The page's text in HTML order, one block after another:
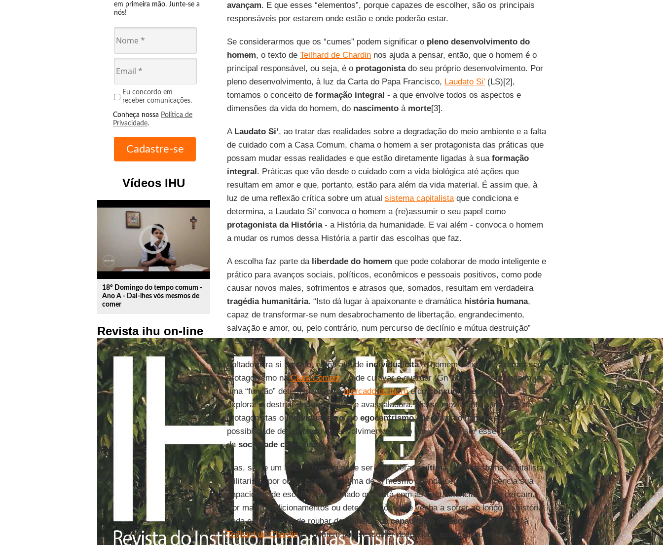
em primeira mão. Junte-se a
nós!
Eu concordo em
receber comunicações.
Conheça nossa Política de
Privacidade.
Vídeos IHU
play_circle_outline
18º Domingo do tempo comum -
Ano A - Dai-lhes vós mesmos de
comer
Revista ihu on-line
avançam. E que esses “elementos”, porque capazes de escolher, são os principais
responsáveis por estarem onde estão e onde poderão estar.
Se considerarmos que os “cumes” podem significar o pleno desenvolvimento do
homem, o texto de Teilhard de Chardinnos ajuda a pensar, então, que o homem é o
principal responsável, ou seja, é o protagonistado seu próprio desenvolvimento. Por
pleno desenvolvimento, à luz da Carta do Papa Francisco, Laudato Si’(LS)[2],
tomamos o conceito deformação integral - a que envolve todos os aspectos e
dimensões da vida do homem, do nascimentoà morte[3].
A Laudato Si’, ao tratar das realidades sobre a degradação do meio ambiente e a falta
de cuidado com a Casa Comum, chama o homem a ser protagonista das práticas que
possam mudar essas realidades e que estão diretamente ligadas à sua formação
integral. Práticas que vão desde o cuidado com a vida biológica até ações que
resultam em amor e que, portanto, estão para além da vida material. É assim que, à
luz de uma reflexão crítica sobre um atual sistema capitalistaque condiciona e
determina, a Laudato Si’ convoca o homem a (re)assumir o seu papel como
protagonista da História- a História da humanidade. E vai além - convoca o homem
a mudar os rumos dessa História a partir das escolhas que faz.
A escolha faz parte daliberdade do homem que pode colaborar de modo inteligente e
prático para avanços sociais, políticos, econômicos e pessoais positivos, como pode
causar novos males, sofrimentos e atrasos que, somados, resultam em verdadeira
tragédia humanitária. “Isto dá lugar à apaixonante e dramáticahistória humana,
capaz de transformar-se num desabrochamento de libertação, engrandecimento,
salvação e amor, ou, pelo contrário, num percurso de declínio e mútua destruição”
(LS, 79).
Voltado para si mesmo, numa atitude individualista, o homem deixou de exercer seu
protagonismo naCasa Comum- o de cultivar e guardar (Gn 2, 15). Passou, assim, a
uma “função” determinada pelomercado do lucroe doconsumo sem medida- a de
explorar e destruir de forma ávida e avassaladora. Nesse movimento, tornaram-se
protagonistas oindividualismoe o egocentrismoque tiram do homem a
possibilidade de um pleno desenvolvimento, tendo em vista não ser esse o interesse
da sociedade capitalista.
Mas, se de um lado, o homem pode ser consideradovítimade um sistema capitalista,
utilitarista, por outro, pode ser vítima de si mesmo quando nega ou negligencia sua
capacidade de escolha, conformado que está com as circunstâncias que o cercam.
Por mais condicionamentos ou determinações que venha a sofrer ao longo da história,
nada e ninguém pode roubar do homem suacapacidade de escolher
. Voltemos à
Teilhard de Chardin- o homem pode escolher descender, estagnar ou avançar.